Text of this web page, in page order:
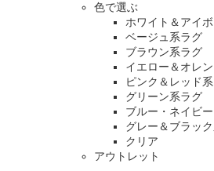
色で選ぶ
ホワイト＆アイ
ベージュ系ラグ
ブラウン系ラグ
イエロー＆オレ
ピンク＆レッド
グリーン系ラグ
ブルー・ネイビ
グレー＆ブラッ
クリア
アウトレット